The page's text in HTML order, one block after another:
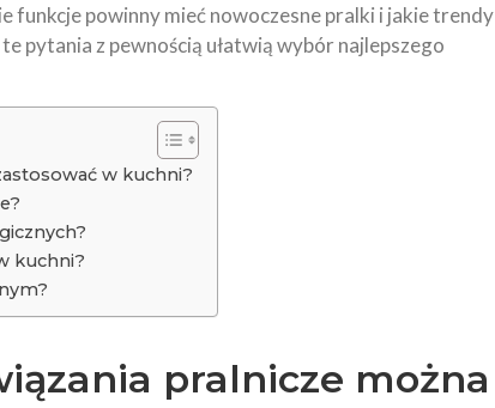
funkcje powinny mieć nowoczesne pralki i jakie trendy
pytania z pewnością ułatwią wybór najlepszego
w kuchni?
kuchni?
pralnicze można